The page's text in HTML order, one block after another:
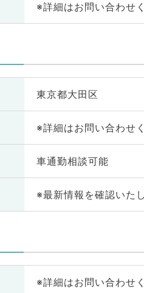
※詳細はお問い合わせ
東京都大田区
※詳細はお問い合わせ
車通勤相談可能
※最新情報を確認いた
※詳細はお問い合わせ